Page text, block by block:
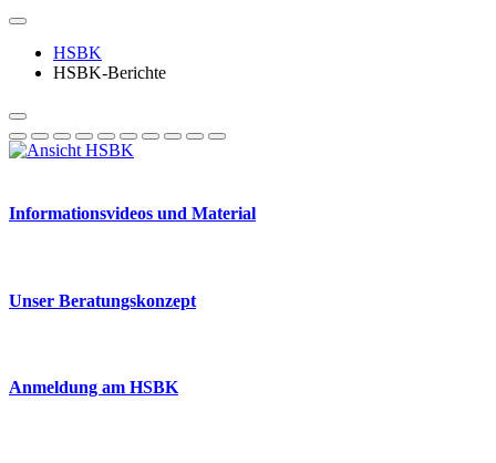
HSBK
HSBK-Berichte
Informationsvideos und Material
Unser Beratungskonzept
Anmeldung am HSBK